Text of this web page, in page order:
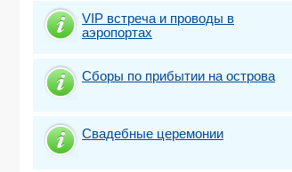
VIP встреча и проводы в
аэропортах
Сборы по прибытии на острова
Свадебные церемонии